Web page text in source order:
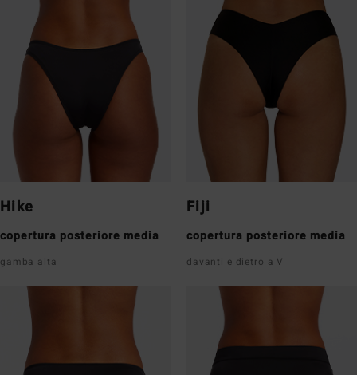
Hike
copertura posteriore media
gamba alta
Fiji
copertura posteriore media
davanti e dietro a V